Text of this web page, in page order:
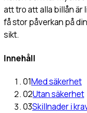
att tro att alla billån är
få stor påverkan på
sikt.
Innehåll
01Med säkerhet
02Utan säkerhet
03Skillnader i